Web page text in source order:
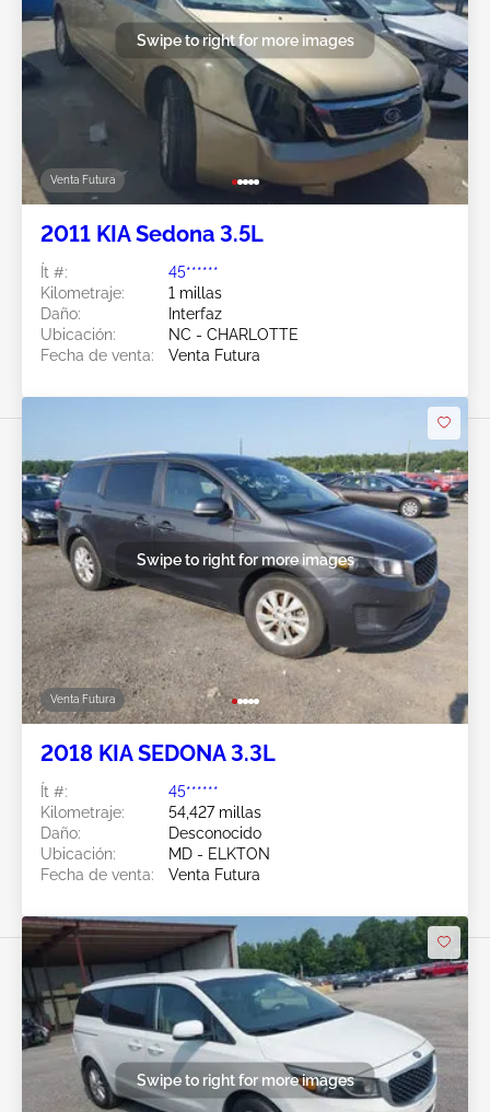
Venta Futura
Swipe to right for more images
2011 KIA Sedona 3.5L
Ít #:
45******
Kilometraje:
1 millas
Daño:
Interfaz
Ubicación:
NC - CHARLOTTE
Fecha de venta:
Venta Futura
Venta Futura
Swipe to right for more images
2018 KIA SEDONA 3.3L
Ít #:
45******
Kilometraje:
54,427 millas
Daño:
Desconocido
Ubicación:
MD - ELKTON
Fecha de venta:
Venta Futura
Swipe to right for more images